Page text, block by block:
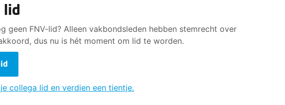
lid
geen FNV-lid? Alleen vakbondsleden hebben stemrecht over
dus nu is hét moment om lid te worden.
collega lid en verdien een tientje.